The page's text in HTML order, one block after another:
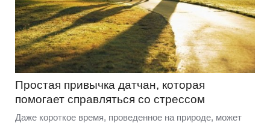
Простая привычка датчан, которая
помогает справляться со стрессом
Даже короткое время, проведенное на природе, может